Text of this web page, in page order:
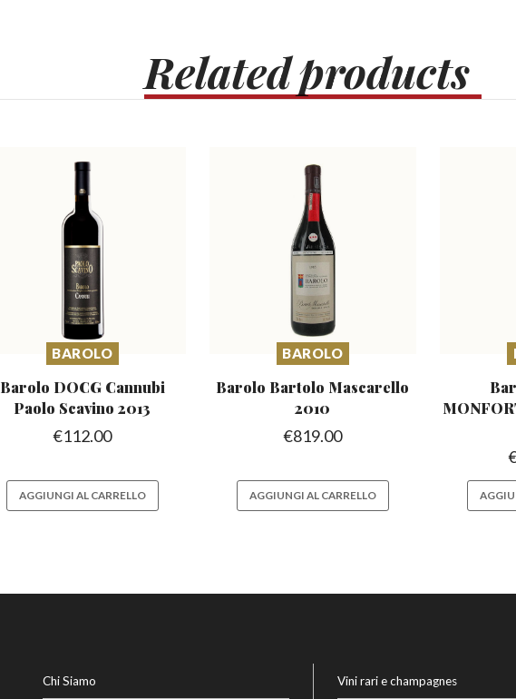
Relatedproducts
BAROLO
Barolo DOCG Cannubi
Paolo Scavino 2013
€112.00
AGGIUNGI AL CARRELLO
BAROLO
Barolo Bartolo Mascarello
2010
€819.00
AGGIUNGI AL CARRELLO
Chi Siamo Vini rari e champagnes